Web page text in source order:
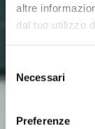
altre
dal tuo utilizzo
delNecessari
Preferenze